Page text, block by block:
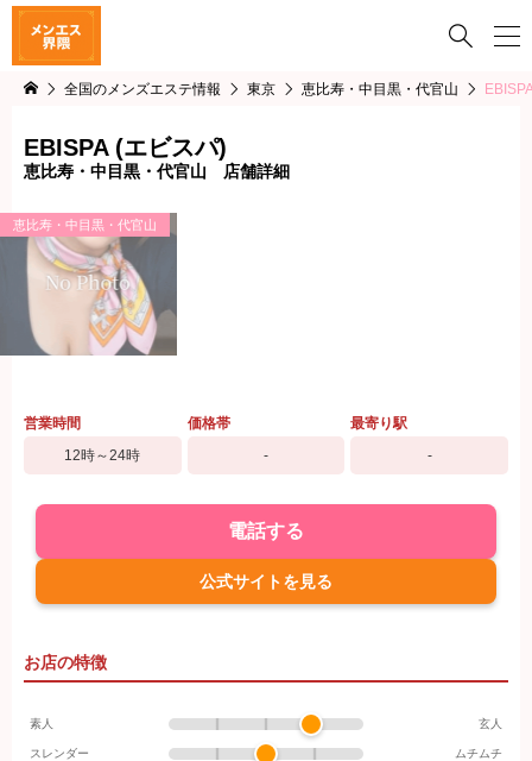

全国のメンズエステ情報 東京 恵比寿・中目黒・代官山
EBISPA (エビスパ)
恵比寿・中目黒・代官山 店舗詳細
恵比寿・中目黒・代官山
営業時間
12時～24時
価格帯
-
最寄り駅
-
電話する
公式サイトを見る
お店の特徴
素人 玄人
スレンダー ムチムチ